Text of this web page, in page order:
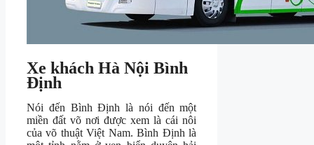
Xe khách Hà Nội Bình
Định
Nói đến Bình Định là nói đến một
miền đất võ nơi được xem là cái nôi
của võ thuật Việt Nam. Bình Định là